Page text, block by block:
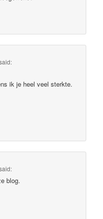
ik je heel veel sterkte.
blog.